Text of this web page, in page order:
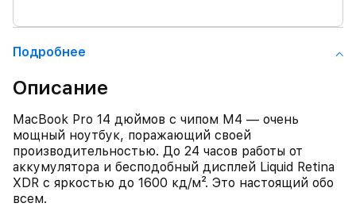
Подробнее
Описание
MacBook Pro 14 дюймов с чипом M4 — очень
мощный ноутбук, поражающий своей
производительностью. До 24 часов работы от
аккумулятора и бесподобный дисплей Liquid Retina
XDR с яркостью до 1600 кд/м². Это настоящий обо
всем.